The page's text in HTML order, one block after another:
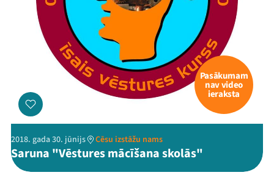
Pasākumam
nav video
ieraksta
2018. gada 30. jūnijs Cēsu izstāžu nams
Saruna "Vēstures mācīšana skolās"